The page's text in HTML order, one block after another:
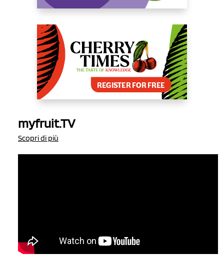
myfruit.TV
Scopri di più